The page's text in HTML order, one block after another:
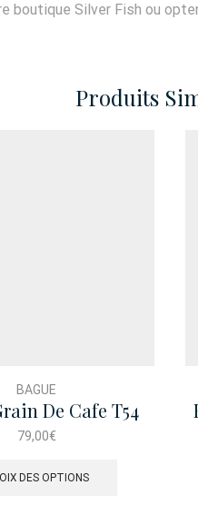
Silver Fish ou
Produits
BAGUE
De Cafe T54
79,00€
DES OPTIONS